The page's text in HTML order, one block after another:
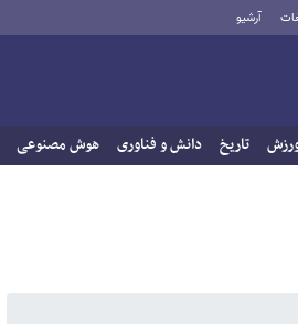
آرشیو
تاریخ دانش و فناوری هوش مصنوعی